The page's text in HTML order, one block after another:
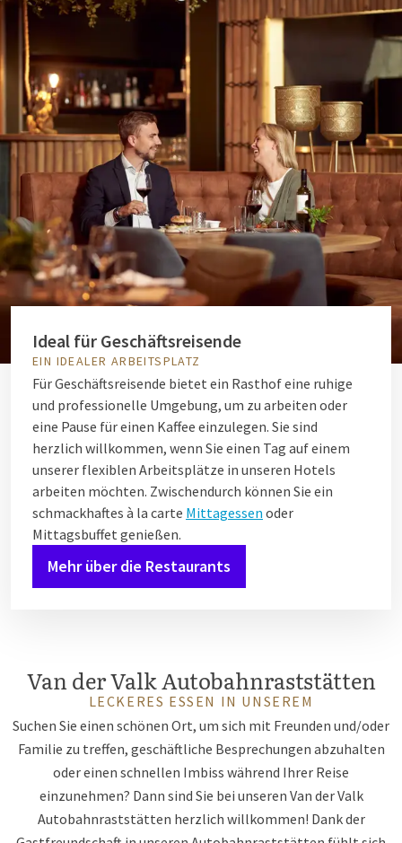
Ideal für Geschäftsreisende
EIN IDEALER ARBEITSPLATZ
Für Geschäftsreisende bietet ein Rasthof eine ruhige
und professionelle Umgebung, um zu arbeiten oder
eine Pause für einen Kaffee einzulegen. Sie sind
herzlich willkommen, wenn Sie einen Tag auf einem
unserer flexiblen Arbeitsplätze in unseren Hotels
arbeiten möchten. Zwischendurch können Sie ein
schmackhaftes à la carte Mittagessen oder
Mittagsbuffet genießen.
Mehr über die Restaurants
Van der Valk Autobahnraststätten
LECKERES ESSEN IN UNSEREM
Suchen Sie einen schönen Ort, um sich mit Freunden und/oder
Familie zu treffen, geschäftliche Besprechungen abzuhalten
oder einen schnellen Imbiss während Ihrer Reise
einzunehmen? Dann sind Sie bei unseren Van der Valk
Autobahnraststätten herzlich willkommen! Dank der